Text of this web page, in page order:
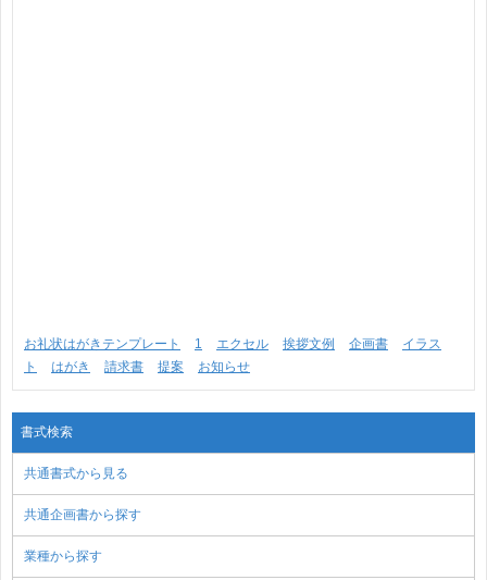
お礼状はがきテンプレート 1 エクセル 挨拶文例 企画書
イラス
ト
はがき 請求書 提案 お知らせ
書式検索
共通書式から見る
共通企画書から探す
業種から探す